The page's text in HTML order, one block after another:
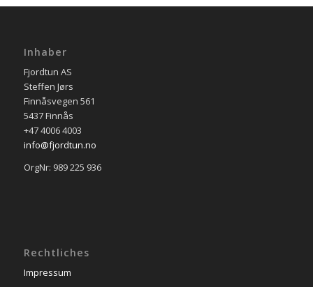
Inhaber
Fjordtun AS
Steffen Jørs
Finnåsvegen 561
5437 Finnås
+47 4006 4003
info@fjordtun.no
OrgNr: 989 225 936
Rechtliches
Impressum